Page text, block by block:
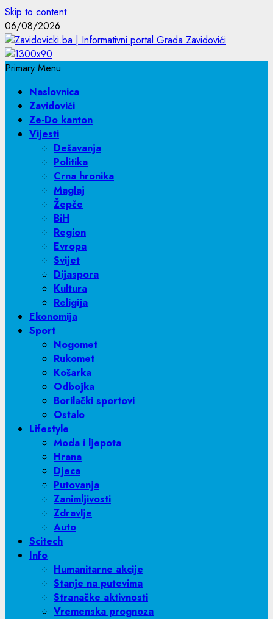
Skip to content
06/08/2026
Primary Menu
Naslovnica
Zavidovići
Ze-Do kanton
Vijesti
Dešavanja
Politika
Crna hronika
Maglaj
Žepče
BiH
Region
Evropa
Svijet
Dijaspora
Kultura
Religija
Ekonomija
Sport
Nogomet
Rukomet
Košarka
Odbojka
Borilački sportovi
Ostalo
Lifestyle
Moda i ljepota
Hrana
Djeca
Putovanja
Zanimljivosti
Zdravlje
Auto
Scitech
Info
Humanitarne akcije
Stanje na putevima
Stranačke aktivnosti
Vremenska prognoza